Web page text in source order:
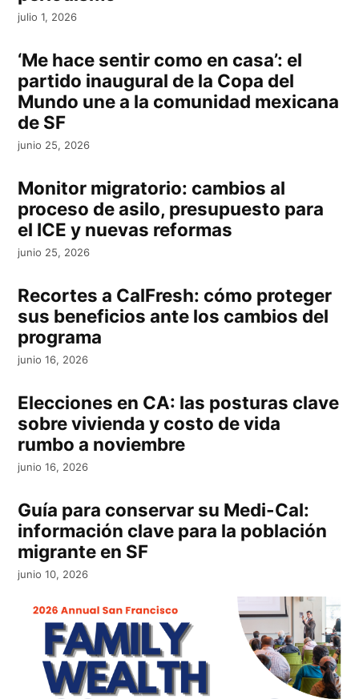
julio 1, 2026
‘Me hace sentir como en casa’: el
partido inaugural de la Copa del
Mundo une a la comunidad mexicana
de SF
junio 25, 2026
Monitor migratorio: cambios al
proceso de asilo, presupuesto para
el ICE y nuevas reformas
junio 25, 2026
Recortes a CalFresh: cómo proteger
sus beneficios ante los cambios del
programa
junio 16, 2026
Elecciones en CA: las posturas clave
sobre vivienda y costo de vida
rumbo a noviembre
junio 16, 2026
Guía para conservar su Medi-Cal:
información clave para la población
migrante en SF
junio 10, 2026